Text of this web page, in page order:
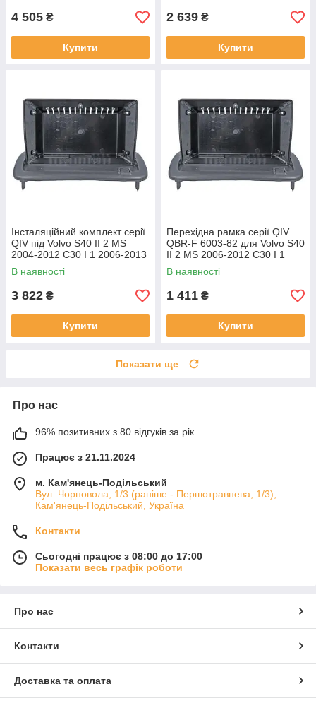
4 505 ₴
Купити
2 639 ₴
Купити
Інсталяційний комплект серії
QIV під Volvo S40 II 2 MS
2004-2012 C30 I 1 2006-2013
C70 II 2 2005-2013 (W2) 9
В наявності
3 822 ₴
Купити
Перехідна рамка серії QIV
QBR-F 6003-82 для Volvo S40
II 2 MS 2006-2012 C30 I 1
2006-2013 C70 II 2 2004-2010
9 дюймів
В наявності
1 411 ₴
Купити
Показати ще
Про нас
96% позитивних з 80 відгуків за рік
Працює з 21.11.2024
м. Кам'янець-Подільський
Вул. Чорновола, 1/3 (раніше - Першотравнева, 1/3),
Кам'янець-Подільський, Україна
Контакти
Сьогодні працює з 08:00 до 17:00
Показати весь графік роботи
Про нас
Контакти
Доставка та оплата